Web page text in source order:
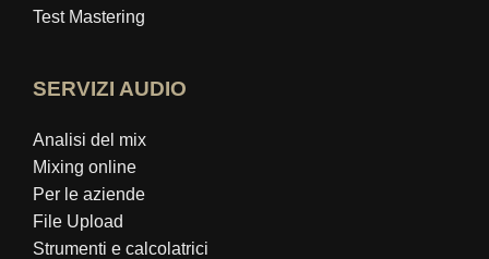
Test Mastering
SERVIZI AUDIO
Analisi del mix
Mixing online
Per le aziende
File Upload
Strumenti e calcolatrici